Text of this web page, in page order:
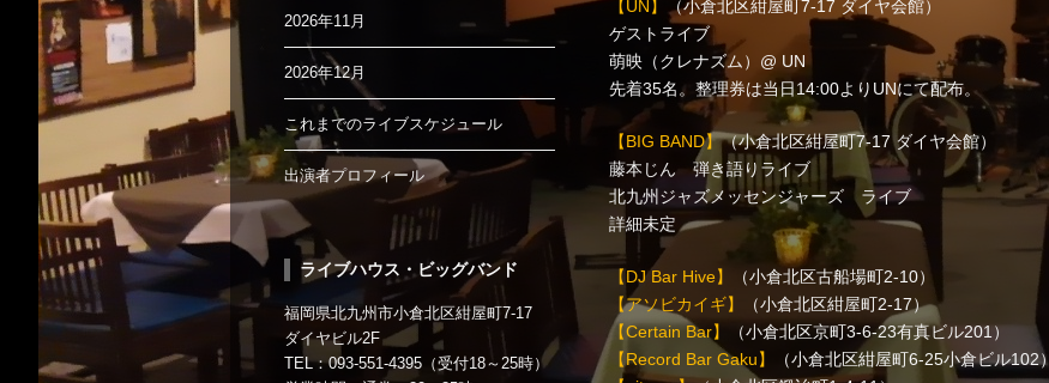
【UN】
（小倉北区紺屋町7-17 ダイヤ会館）
ゲストライブ
萌映（クレナズム）@ UN
先着35名。整理券は当日14:00よりUNにて配布。
【BIG BAND】（小倉北区紺屋町7-17 ダイヤ会館）
藤本じん 弾き語りライブ
北九州ジャズメッセンジャーズ ライブ
詳細未定
【DJ Bar Hive】
（小倉北区古船場町2-10）
【アソビカイギ】
（小倉北区紺屋町2-17）
【Certain Bar】
（小倉北区京町3-6-23有真ビル201）
【Record Bar Gaku】
（小倉北区紺屋町6-25小倉ビル102）
2026年11月
2026年12月
これまでのライブスケジュール
出演者プロフィール
ライブハウス・ビッグバンド
福岡県北九州市小倉北区紺屋町7-17
ダイヤビル2F
TEL：093-551-4395（受付18～25時）